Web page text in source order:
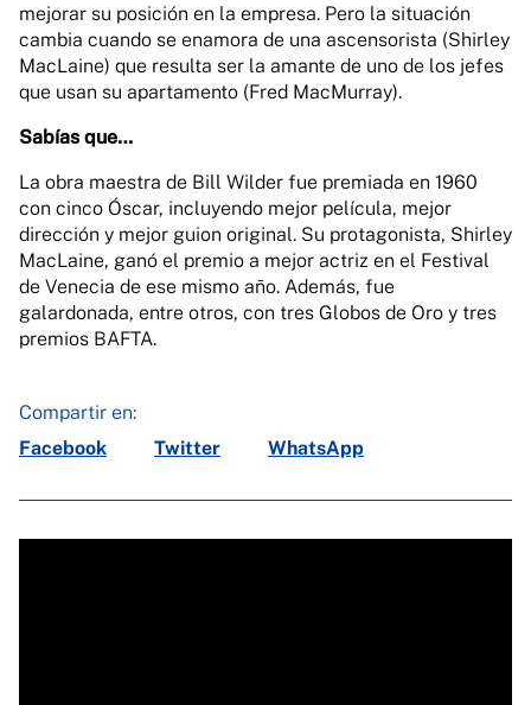
mejorar su posición en la empresa. Pero la situación
cambia cuando se enamora de una ascensorista (Shirley
MacLaine) que resulta ser la amante de uno de los jefes
que usan su apartamento (Fred MacMurray).
Sabías que…
La obra maestra de Bill Wilder fue premiada en 1960
con cinco Óscar, incluyendo mejor película, mejor
dirección y mejor guion original. Su protagonista, Shirley
MacLaine, ganó el premio a mejor actriz en el Festival
de Venecia de ese mismo año. Además, fue
galardonada, entre otros, con tres Globos de Oro y tres
premios BAFTA.
Compartir en:
Facebook
Twitter WhatsApp